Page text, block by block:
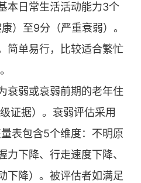
本日常生活活动能力3个
）至9分（严重衰弱）。
简单易行，比较适合繁忙
衰弱或衰弱前期的老年住
证据）。衰弱评估采用
表包含5个维度：不明原
力下降、行走速度下降、
下降）。被评估者如满足